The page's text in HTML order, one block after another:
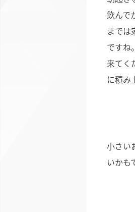
飲んで
までは
ですね
来てく
に積み
小さい
いかも